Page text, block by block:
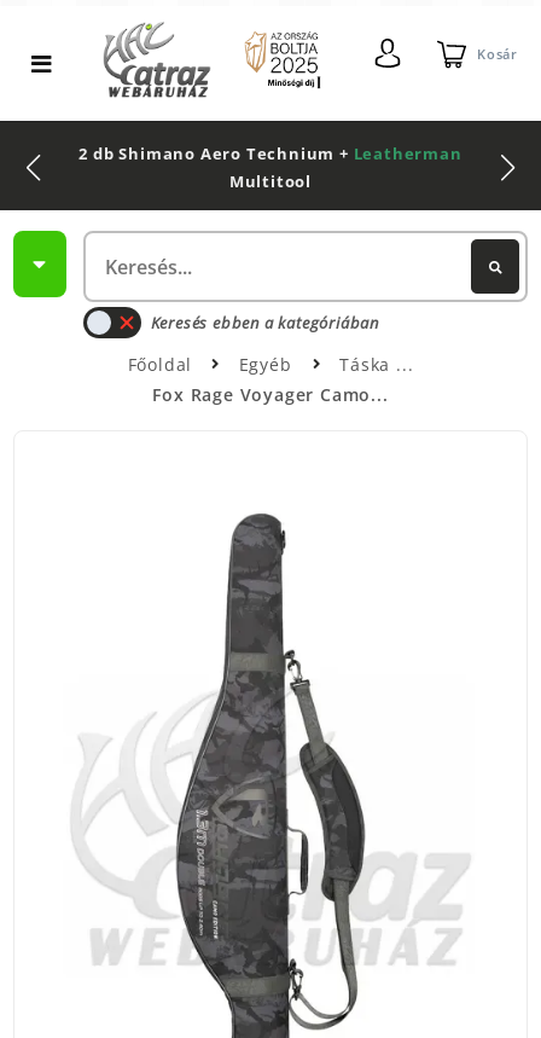
Kosár
2 db Shimano Aero Technium + Leatherman
Multitool
Keresés ebben a kategóriában
Főoldal Egyéb
Táska
Fox Rage Voyager Camo...